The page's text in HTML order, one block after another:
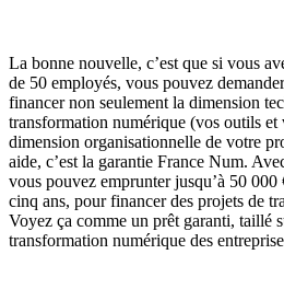
La bonne nouvelle, c’est que si vous
de 50 employés, vous pouvez
financer non seulement la dimension
transformation numérique (vos outils et
dimension organisationnelle de votre
aide, c’est la garantie France Num.
vous pouvez emprunter jusqu’à 50 000
cinq ans, pour financer des projets de
Voyez ça comme un prêt garanti, taillé
transformation numérique des